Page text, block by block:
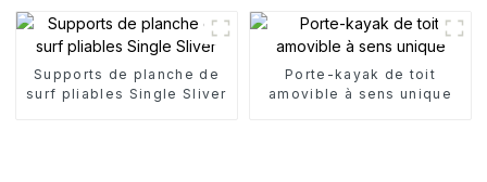
Supports de planche de
surf pliables Single Sliver
Porte-kayak de toit
amovible à sens unique